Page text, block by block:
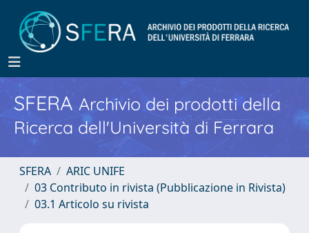
SFERA Archivio dei prodotti della
Ricerca dell'Università di Ferrara
SFERA
ARIC UNIFE
03 Contributo in rivista (Pubblicazione in Rivista)
03.1 Articolo su rivista